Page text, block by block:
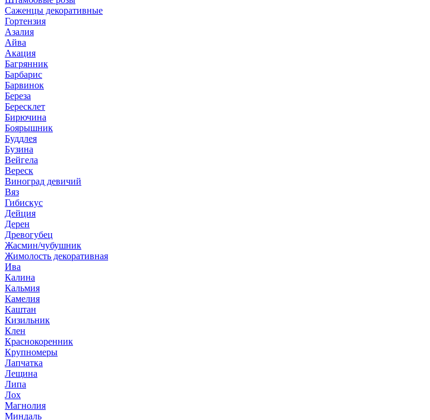
Саженцы декоративные
Гортензия
Азалия
Айва
Акация
Багрянник
Барбарис
Барвинок
Береза
Бересклет
Бирючина
Боярышник
Буддлея
Бузина
Вейгела
Вереск
Виноград девичий
Вяз
Гибискус
Дейция
Дерен
Древогубец
Жасмин/чубушник
Жимолость декоративная
Ива
Калина
Кальмия
Камелия
Каштан
Кизильник
Клен
Краснокоренник
Крупномеры
Лапчатка
Лещина
Липа
Лох
Магнолия
Миндаль